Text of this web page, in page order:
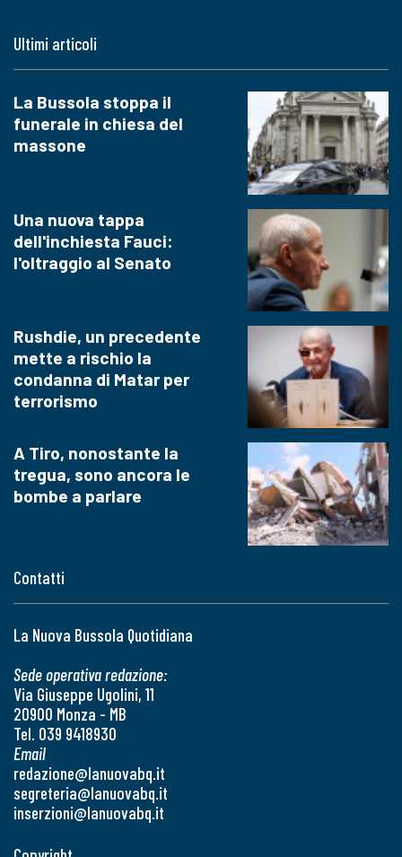
Contatti
La Nuova Bussola Quotidiana
Sede operativa redazione:
Via Giuseppe Ugolini, 11
20900 Monza - MB
Tel. 039 9418930
Email
redazione@lanuovabq.it
segreteria@lanuovabq.it
inserzioni@lanuovabq.it
Ultimi articoli
La Bussola stoppa il
funerale in chiesa del
massone
Una nuova tappa
dell'inchiesta Fauci:
l'oltraggio al Senato
Rushdie, un precedente
mette a rischio la
condanna di Matar per
terrorismo
A Tiro, nonostante la
tregua, sono ancora le
bombe a parlare